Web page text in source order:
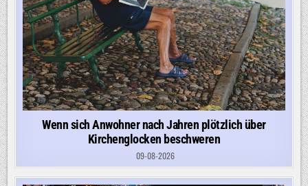
Wenn sich Anwohner nach Jahren plötzlich über
Kirchenglocken beschweren
09-08-2026